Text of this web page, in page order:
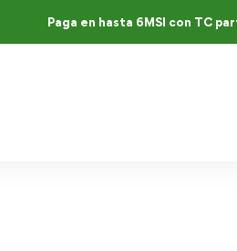
Paga en hasta 6MSI con TC